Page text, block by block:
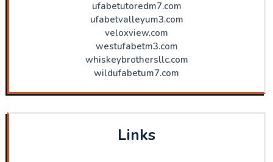
ufabetutoredm7.com
ufabetvalleyum3.com
veloxview.com
westufabetm3.com
whiskeybrothersllc.com
wildufabetum7.com
Links